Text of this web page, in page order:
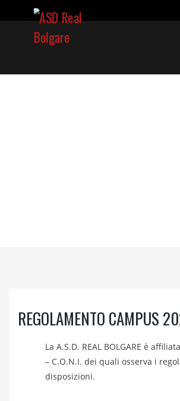
REGOLAMENTO CAMPUS
La A.S.D. REAL BOLGARE è
– C.O.N.I. dei quali osserva i
disposizioni.